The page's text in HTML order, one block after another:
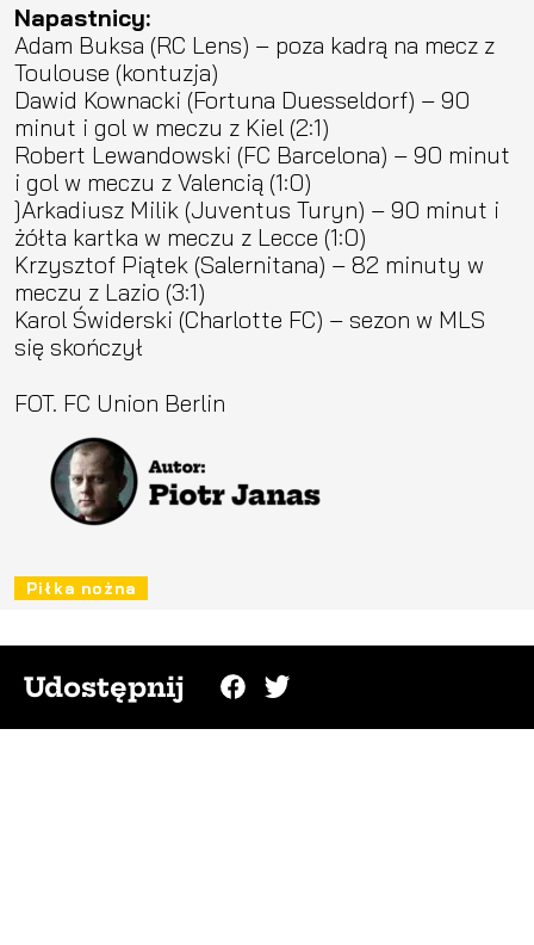
Napastnicy:
Adam Buksa (RC Lens) – poza kadrą na mecz z
Toulouse (kontuzja)
Dawid Kownacki (Fortuna Duesseldorf) – 90
minut i gol w meczu z Kiel (2:1)
Robert Lewandowski (FC Barcelona) – 90 minut
i gol w meczu z Valencią (1:0)
]Arkadiusz Milik (Juventus Turyn) – 90 minut i
żółta kartka w meczu z Lecce (1:0)
Krzysztof Piątek (Salernitana) – 82 minuty w
meczu z Lazio (3:1)
Karol Świderski (Charlotte FC) – sezon w MLS
się skończył
FOT. FC Union Berlin
Piłka nożna
Udostępnij